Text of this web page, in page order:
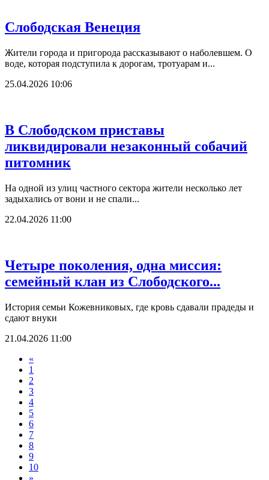
Слободская Венеция
Жители города и пригорода рассказывают о наболевшем. О
воде, которая подступила к дорогам, тротуарам и...
25.04.2026 10:06
В Слободском приставы
ликвидировали незаконный собачий
питомник
На одной из улиц частного сектора жители несколько лет
задыхались от вони и не спали...
22.04.2026 11:00
Четыре поколения, одна миссия:
семейный клан из Слободского...
История семьи Кожевниковых, где кровь сдавали прадеды и
сдают внуки
21.04.2026 11:00
«
1
2
3
4
5
6
7
8
9
10
»